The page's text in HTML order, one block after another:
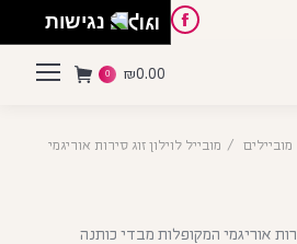
Facebook
Pinterest
Instagram
English
₪0.00
0
מוביילים מובייל לוילון זוג סירות אוריגמי
אוריגמי המקופלות מבדי כותנה
נגישות